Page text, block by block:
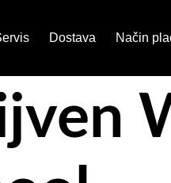
Dostava Način